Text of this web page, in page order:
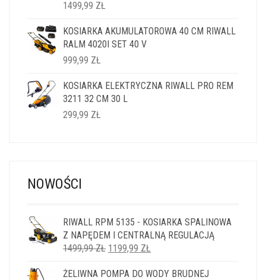
1499,99 ZŁ
KOSIARKA AKUMULATOROWA 40 CM RIWALL
RALM 4020I SET 40 V
999,99 ZŁ
KOSIARKA ELEKTRYCZNA RIWALL PRO REM
3211 32 CM 30 L
299,99 ZŁ
NOWOŚCI
RIWALL RPM 5135 - KOSIARKA SPALINOWA
Z NAPĘDEM I CENTRALNĄ REGULACJĄ
1499,99ZŁ PIERWOTNA
WYNOSIŁA:
1199,99 ZŁ
WYNOSI:
ŻELIWNA POMPA DO WODY BRUDNEJ